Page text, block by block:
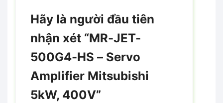
Hãy là người đầu tiên
nhận xét “MR-JET-
500G4-HS – Servo
Amplifier Mitsubishi
5kW, 400V”